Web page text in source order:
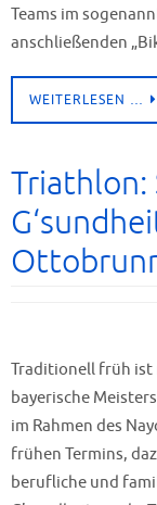
Teams im
anschließenden
WEITERLESEN …
Traditionell früh ist
bayerische
im Rahmen des
frühen Termins,
berufliche und